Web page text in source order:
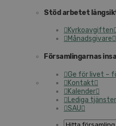
Stöd arbetet
Kyrkoavgiften
Månadsgivare
Församlingarnas
Ge för livet –
Kontakt
Kalender
Lediga tjänster
SAU